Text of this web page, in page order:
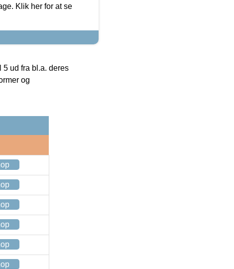
Klik her for at se
ud fra bl.a. deres
og